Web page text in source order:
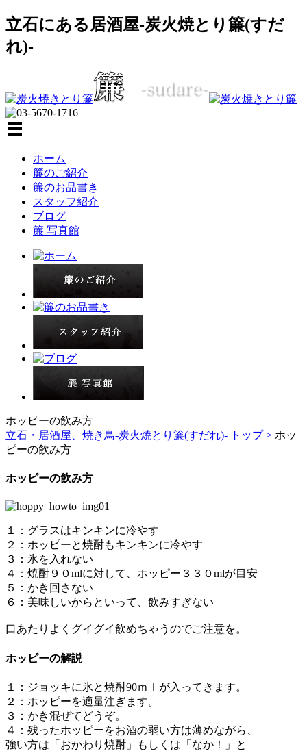
立石にある居酒屋-炭火焼とり簾(すだ
れ)-
ホーム
簾のご紹介
簾のお品書き
スタッフ紹介
ブログ
簾 写真館
ホッピーの飲み方
立石・居酒屋、焼き鳥-炭火焼とり簾(すだれ)- トップ > ホッ
ピーの飲み方
ホッピーの飲み方
１：グラスはキンキンに冷やす
２：ホッピーと焼酎もキンキンに冷やす
３：氷を入れない
４：焼酎９０mlに対して、ホッピー３３０mlが目安
５：かき回さない
６：美味しいからといって、飲みすぎない
口あたりよくグイグイ飲めちゃうのでご注意を。
ホッピーの解説
１：ジョッキに氷と焼酎90ｍｌが入ってきます。
２：ホッピーを適量注ぎます。
３：かき混ぜてどうぞ。
４：残ったホッピーをお酒の弱い方は薄めながら、
強い方は「おかわり焼酎」もしくは「なか！」と